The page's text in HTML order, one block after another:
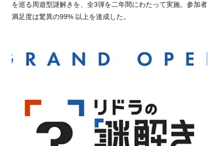
を巡る周遊型謎解きを、全3弾を二年間にわたって実施。参加者
満足度は驚異の99% 以上を達成した。